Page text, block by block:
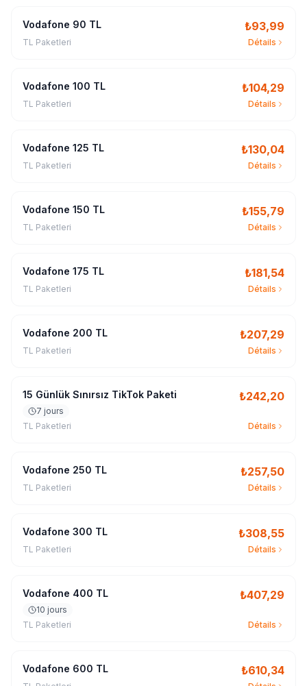
Vodafone 90 TL ₺93,99
TL Paketleri Détails
Vodafone 100 TL ₺104,29
TL Paketleri Détails
Vodafone 125 TL ₺130,04
TL Paketleri Détails
Vodafone 150 TL ₺155,79
TL Paketleri Détails
Vodafone 175 TL ₺181,54
TL Paketleri Détails
Vodafone 200 TL ₺207,29
TL Paketleri Détails
15 Günlük Sınırsız TikTok Paketi ₺242,20
7 jours
TL Paketleri
Détails
Vodafone 250 TL ₺257,50
TL Paketleri Détails
Vodafone 300 TL ₺308,55
TL Paketleri Détails
Vodafone 400 TL ₺407,29
10 jours
TL Paketleri
Détails
Vodafone 600 TL ₺610,34